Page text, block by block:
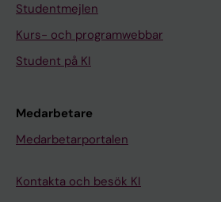
Studentmejlen
Kurs- och programwebbar
Student på KI
Medarbetare
Medarbetarportalen
Kontakta och besök KI